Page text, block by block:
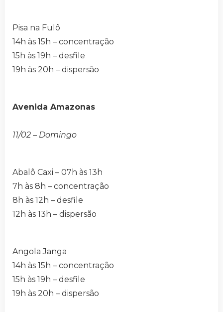
Pisa na Fulô
14h às 15h – concentração
15h às 19h – desfile
19h às 20h – dispersão
Avenida Amazonas
11/02 – Domingo
Abalô Caxi – 07h às 13h
7h às 8h – concentração
8h às 12h – desfile
12h às 13h – dispersão
Angola Janga
14h às 15h – concentração
15h às 19h – desfile
19h às 20h – dispersão